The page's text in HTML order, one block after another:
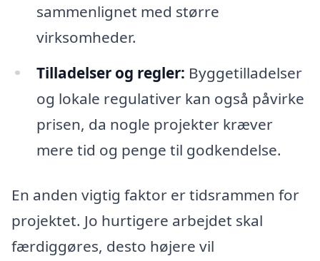
sammenlignet med større
virksomheder.
Tilladelser og regler: Byggetilladelser
og lokale regulativer kan også påvirke
prisen, da nogle projekter kræver
mere tid og penge til godkendelse.
En anden vigtig faktor er tidsrammen for
projektet. Jo hurtigere arbejdet skal
færdiggøres, desto højere vil